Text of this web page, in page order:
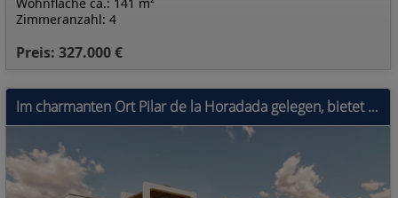
Preis: 327.000 €
Zimmeranzahl: 4
Im charmanten Ort Pilar de la Horadada gelegen, bietet dieses exklusive Bungalow-Ensemble ein einzigartiges Wohnerlebnis. Mit nur sieben verfügbaren